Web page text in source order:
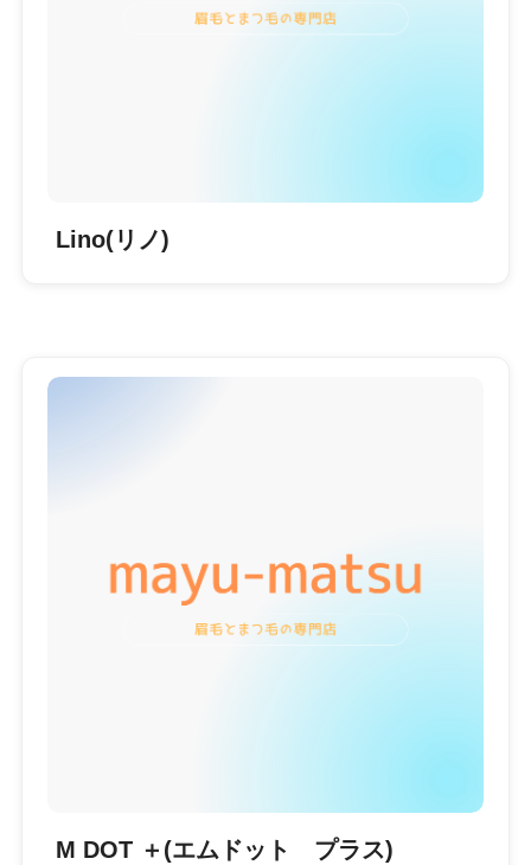
Lino(リノ)
M DOT ＋(エムドット プラス)